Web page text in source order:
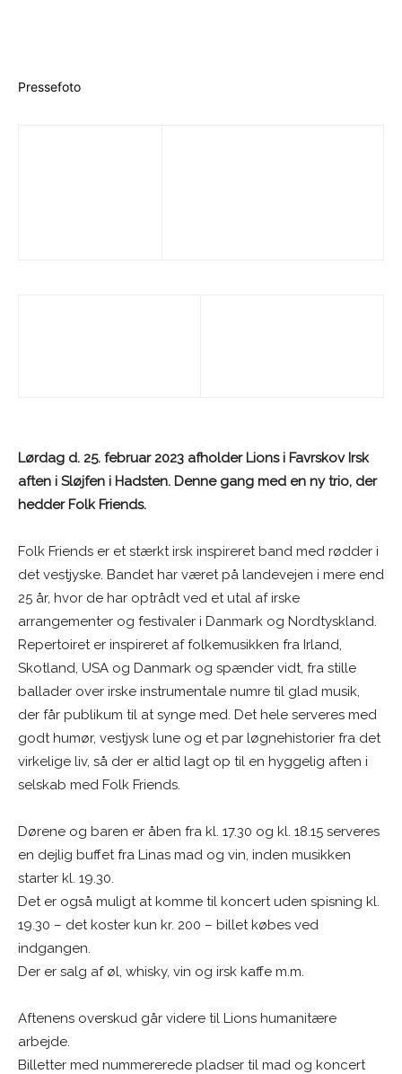
Pressefoto
Lørdag d. 25. februar 2023 afholder Lions i Favrskov Irsk
aften i Sløjfen i Hadsten. Denne gang med en ny trio, der
hedder Folk Friends.
Folk Friends er et stærkt irsk inspireret band med rødder i
det vestjyske. Bandet har været på landevejen i mere end
25 år, hvor de har optrådt ved et utal af irske
arrangementer og festivaler i Danmark og Nordtyskland.
Repertoiret er inspireret af folkemusikken fra Irland,
Skotland, USA og Danmark og spænder vidt, fra stille
ballader over irske instrumentale numre til glad musik,
der får publikum til at synge med. Det hele serveres med
godt humør, vestjysk lune og et par løgnehistorier fra det
virkelige liv, så der er altid lagt op til en hyggelig aften i
selskab med Folk Friends.
Dørene og baren er åben fra kl. 17.30 og kl. 18.15 serveres
en dejlig buffet fra Linas mad og vin, inden musikken
starter kl. 19.30.
Det er også muligt at komme til koncert uden spisning kl.
19.30 – det koster kun kr. 200 – billet købes ved
indgangen.
Der er salg af øl, whisky, vin og irsk kaffe m.m.
Aftenens overskud går videre til Lions humanitære
arbejde.
Billetter med nummererede pladser til mad og koncert